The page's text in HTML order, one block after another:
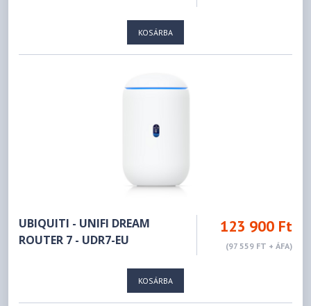
KOSÁRBA
UBIQUITI - UNIFI DREAM
ROUTER 7 - UDR7-EU
123 900 Ft
(97 559 FT + ÁFA)
KOSÁRBA